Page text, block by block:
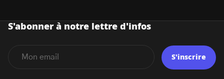
S'abonner à notre lettre d'infos
S'inscrire